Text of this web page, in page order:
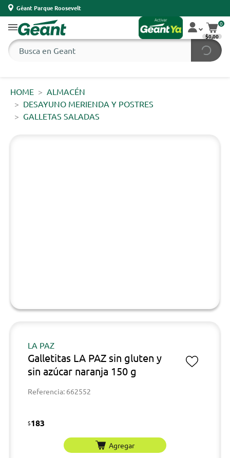
Géant Parque Roosevelt
0
$0,00
HOME
ALMACÉN
DESAYUNO MERIENDA Y POSTRES
GALLETAS SALADAS
LA PAZ
Galletitas LA PAZ sin gluten y
sin azúcar naranja 150 g
Referencia: 662552
$183
Agregar